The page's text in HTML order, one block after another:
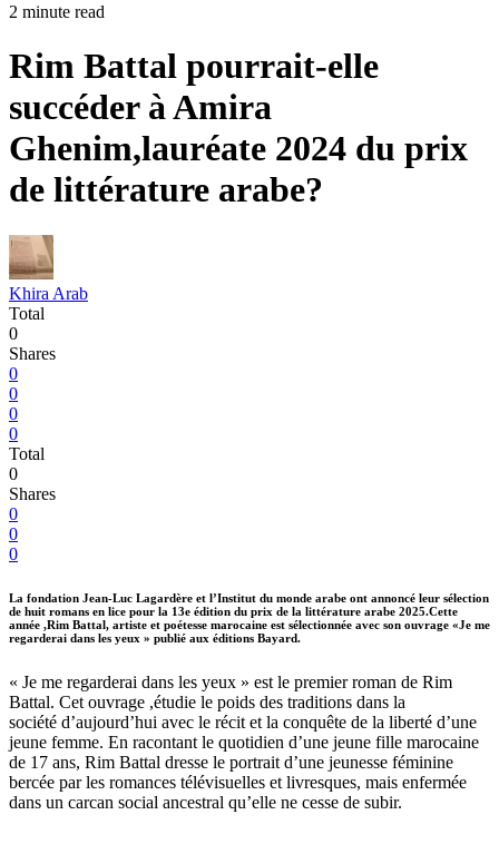
2 minute read
Rim Battal pourrait-elle
succéder à Amira
Ghenim,lauréate 2024 du prix
de littérature arabe?
Khira Arab
Total
0
Shares
0
0
0
0
Total
0
Shares
0
0
0
La fondation Jean-Luc Lagardère et l’Institut du monde arabe ont annoncé leur sélection
de huit romans en lice pour la 13e édition du prix de la littérature arabe 2025.Cette
année ,Rim Battal, artiste et poétesse marocaine est sélectionnée avec son ouvrage «Je me
regarderai dans les yeux » publié aux éditions Bayard.
« Je me regarderai dans les yeux » est le premier roman de Rim
Battal. Cet ouvrage ,étudie le poids des traditions dans la
société d’aujourd’hui avec le récit et la conquête de la liberté d’une
jeune femme. En racontant le quotidien d’une jeune fille marocaine
de 17 ans, Rim Battal dresse le portrait d’une jeunesse féminine
bercée par les romances télévisuelles et livresques, mais enfermée
dans un carcan social ancestral qu’elle ne cesse de subir.